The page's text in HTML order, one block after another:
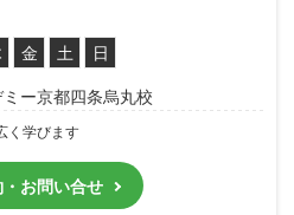
金 土 日
ー京都四条烏丸校
く学びます
お問い合せ